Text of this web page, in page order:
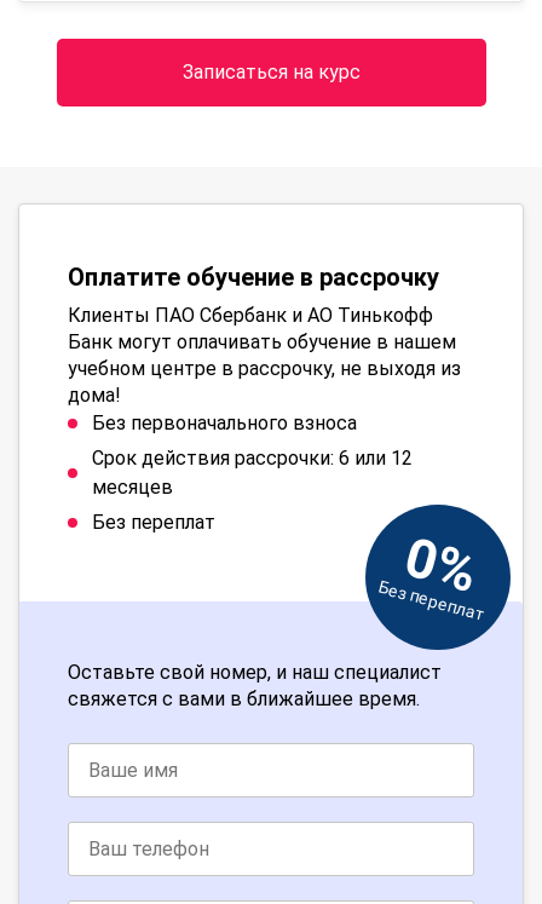
Записаться на курс
Оплатите обучение в рассрочку
Клиенты ПАО Сбербанк и АО Тинькофф
Банк могут оплачивать обучение в нашем
учебном центре в рассрочку, не выходя из
дома!
Без первоначального взноса
Срок действия рассрочки: 6 или 12
месяцев
Без переплат
0%
Без переплат
Оставьте свой номер, и наш специалист
свяжется с вами в ближайшее время.